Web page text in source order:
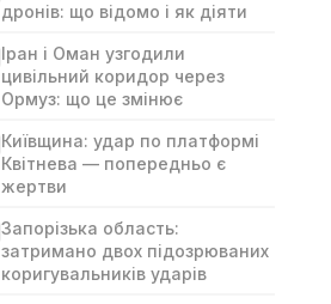
дронів: що відомо і як діяти
Іран і Оман узгодили
цивільний коридор через
Ормуз: що це змінює
Київщина: удар по платформі
Квітнева — попередньо є
жертви
Запорізька область:
затримано двох підозрюваних
коригувальників ударів